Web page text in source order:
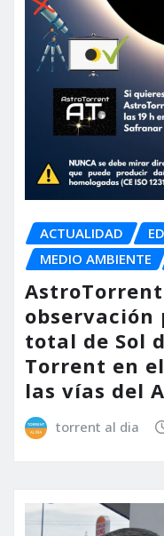
ACTUALIDAD
MEDIO AMBIENTE
observación
total de Sol
Torrent en
las vías del
torrent al dia